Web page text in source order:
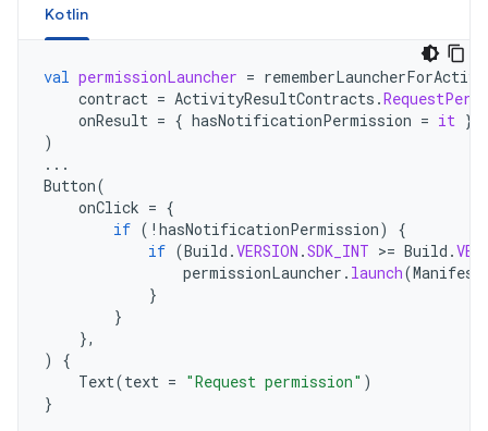
Kotlin
val permissionLauncher =
contract = ActivityResultContracts .
onResult = { hasNotificationPermission = it }
)
...
Button(
onClick = {
if ( ! hasNotificationPermission)
{
if (Build .VERSION .SDK_INT >= Build .
permissionLauncher . launch(Manifest
}
}
},
)
{
Text(text = "Request permission" )
}